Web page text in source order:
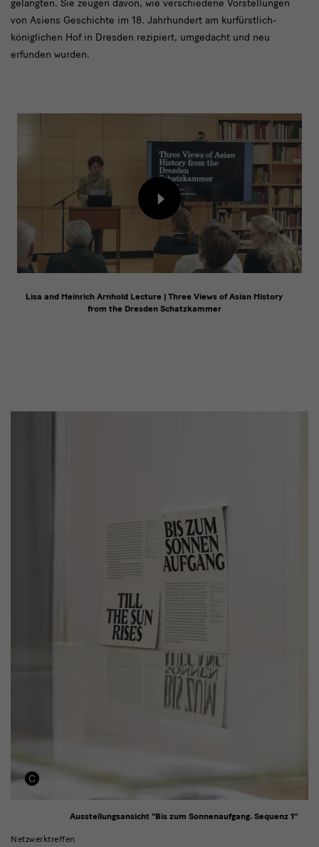
gelangten. Sie zeugen davon, wie verschiedene Vorstellungen
von Asiens Geschichte im 18. Jahrhundert am kurfürstlich-
königlichen Hof in Dresden rezipiert, umgedacht und neu
erfunden wurden.
Inhalt
von
externem
Anbieter
laden
Lisa and Heinrich Arnhold Lecture | Three Views of Asian History
from the Dresden Schatzkammer
Netzwerktreffen
Ausstellungsansicht "Bis zum Sonnenaufgang. Sequenz 1"